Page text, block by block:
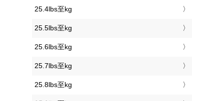
25.4lbs至kg
25.5lbs至kg
25.6lbs至kg
25.7lbs至kg
25.8lbs至kg